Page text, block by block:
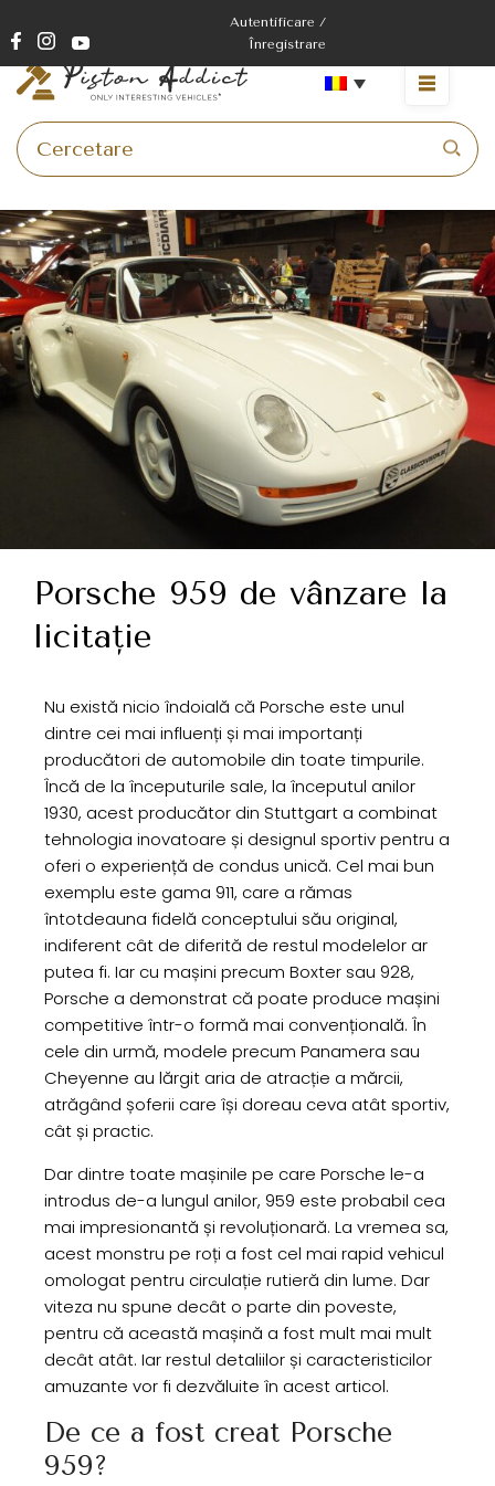
Autentificare /
Înregistrare
Porsche 959 de vânzare la
licitație
Nu există nicio îndoială că Porsche este unul
dintre cei mai influenți și mai importanți
producători de automobile din toate timpurile.
Încă de la începuturile sale, la începutul anilor
1930, acest producător din Stuttgart a combinat
tehnologia inovatoare și designul sportiv pentru a
oferi o experiență de condus unică. Cel mai bun
exemplu este gama 911, care a rămas
întotdeauna fidelă conceptului său original,
indiferent cât de diferită de restul modelelor ar
putea fi. Iar cu mașini precum Boxter sau 928,
Porsche a demonstrat că poate produce mașini
competitive într-o formă mai convențională. În
cele din urmă, modele precum Panamera sau
Cheyenne au lărgit aria de atracție a mărcii,
atrăgând șoferii care își doreau ceva atât sportiv,
cât și practic.
Dar dintre toate mașinile pe care Porsche le-a
introdus de-a lungul anilor, 959 este probabil cea
mai impresionantă și revoluționară. La vremea sa,
acest monstru pe roți a fost cel mai rapid vehicul
omologat pentru circulație rutieră din lume. Dar
viteza nu spune decât o parte din poveste,
pentru că această mașină a fost mult mai mult
decât atât. Iar restul detaliilor și caracteristicilor
amuzante vor fi dezvăluite în acest articol.
De ce a fost creat Porsche
959?